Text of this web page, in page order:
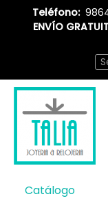
Teléfono:
ENVÍO
Catálogo